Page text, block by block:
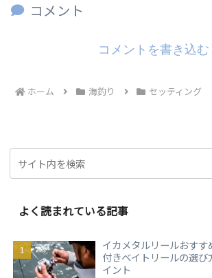
コメント
コメントを書き込む
ホーム 海釣り セッティング
よく読まれている記事
イカメタルリールおす
付きベイトリールの選
イント